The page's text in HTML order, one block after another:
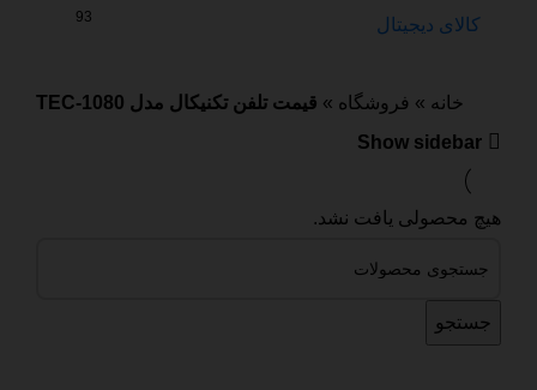
کالای دیجیتال 93
خانه » فروشگاه » قیمت تلفن تکنیکال مدل TEC-1080
Show sidebar
هیچ محصولی یافت نشد.
جستجو